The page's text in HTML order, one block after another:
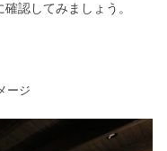
認してみましょう。
ージ